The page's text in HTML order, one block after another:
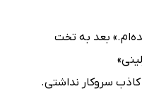
بعد به تخت
سروکار نداشتی.